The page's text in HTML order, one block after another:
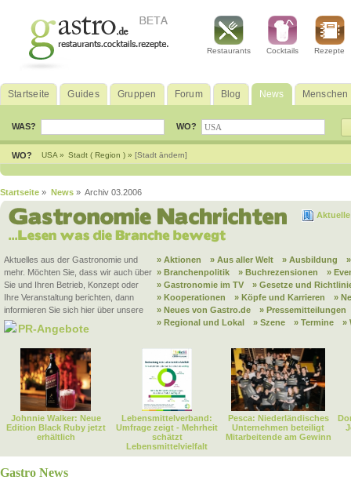
Restaurants Cocktails Rezepte
Startseite Guides Gruppen Forum Blog News Menschen
WAS? WO?
WO? USA » Stadt ( Region ) » [Stadt ändern]
Startseite » News » Archiv 03.2006
Aktuelles aus der Gastronomie und
mehr. Möchten Sie, dass wir auch über
Sie und Ihren Betrieb, Konzept oder
Ihre Veranstaltung berichten, dann
informieren Sie sich hier über unsere
PR-Angebote
» Aktionen » Aus aller Welt » Ausbildung
» Branchenpolitik
» Buchrezensionen
»
» Gastronomie im TV
» Gesetze und
» Kooperationen
» Köpfe und Karrieren
»
» Neues von Gastro.de
» Pressemitteilungen
» Regional und Lokal
» Szene » Termine »
Johnnie Walker: Neue
Edition Black Ruby jetzt
erhältlich
Lebensmittelverband:
Umfrage zeigt - Mehrheit
schätzt
Lebensmittelvielfalt
Pesca: Niederländisches
Unternehmen beteiligt
Mitarbeitende am Gewinn
Gastro News